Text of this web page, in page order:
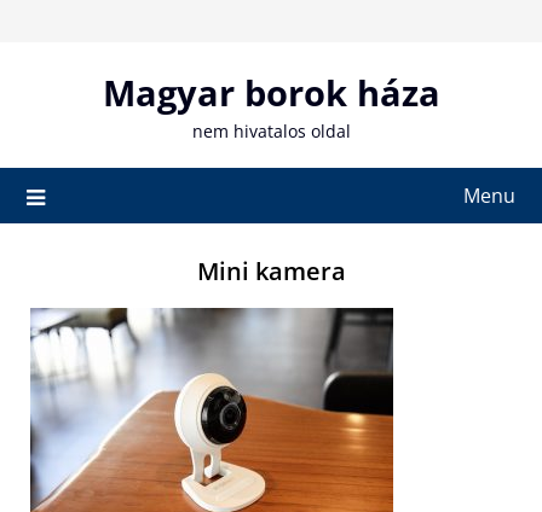
Magyar borok háza
nem hivatalos oldal
Menu
Mini kamera